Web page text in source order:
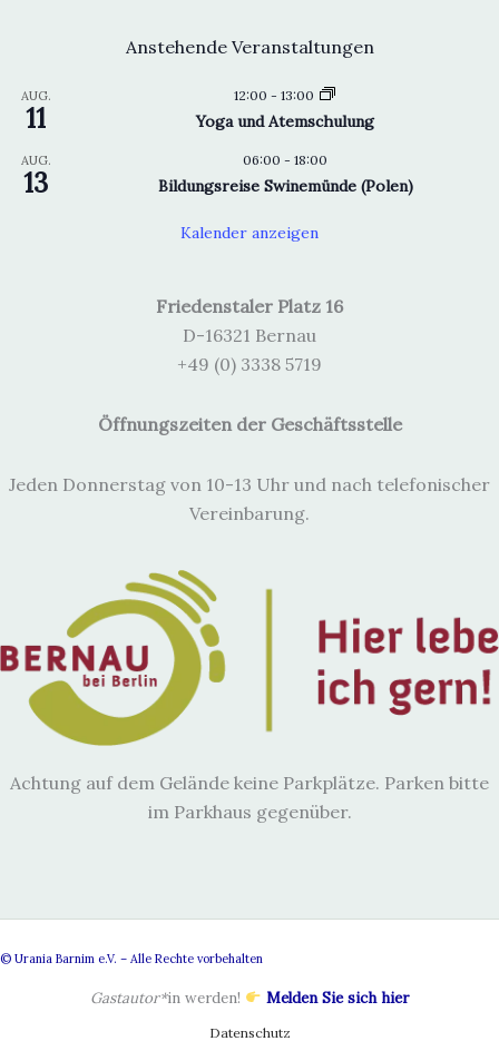
Anstehende Veranstaltungen
AUG.
11
12:00 - 13:00
Yoga und Atemschulung
AUG.
13
06:00 - 18:00
Bildungsreise Swinemünde (Polen)
Kalender anzeigen
Friedenstaler Platz 16
D-16321 Bernau
+49 (0) 3338 5719
Öffnungszeiten der Geschäftsstelle
Jeden Donnerstag von 10-13 Uhr und nach telefonischer
Vereinbarung.
Achtung auf dem Gelände keine Parkplätze. Parken bitte
im Parkhaus gegenüber.
© Urania Barnim e.V. – Alle Rechte vorbehalten
Gastautor*in werden! Melden Sie sich hier
Datenschutz